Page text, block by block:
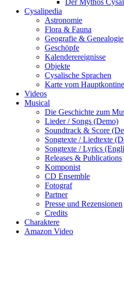
Der Mythos
Cysalipedia
Astronomie
Flora & Fauna
Geografie & Genealogie
Geschöpfe
Kalenderereignisse
Objekte
Cysalische Sprachen
Karte vom
Videos
Musical
Die Geschichte zum
Lieder / Songs (Demo)
Soundtrack & Score
Songtexte / Liedtexte
Songtexte / Lyrics
Releases & Publications
Komponist
CD Ensemble
Fotograf
Partner
Presse und Rezensionen
Credits
Charaktere
Amazon Video